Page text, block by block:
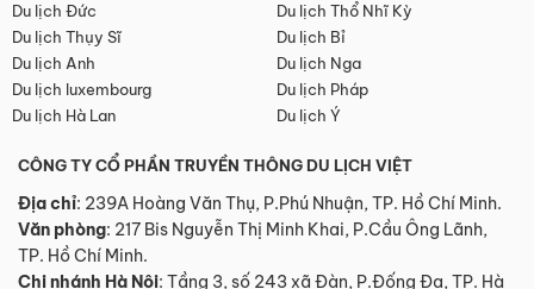
Du lịch Đức
Du lịch Thổ Nhĩ Kỳ
Du lịch Thụy Sĩ
Du lịch Bỉ
Du lịch Anh
Du lịch Nga
Du lịch luxembourg
Du lịch Pháp
Du lịch Hà Lan
Du lịch Ý
CÔNG TY CỔ PHẦN TRUYỀN THÔNG DU LỊCH VIỆT
Địa chỉ: 239A Hoàng Văn Thụ, P.Phú Nhuận, TP. Hồ Chí Minh.
Văn phòng: 217 Bis Nguyễn Thị Minh Khai, P.Cầu Ông Lãnh,
TP. Hồ Chí Minh.
Chi nhánh Hà Nội: Tầng 3, số 243 xã Đàn, P.Đống Đa, TP. Hà